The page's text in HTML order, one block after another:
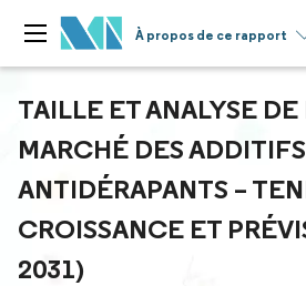
À propos de ce rapport
TAILLE ET ANALYSE DE
MARCHÉ DES ADDITIFS
ANTIDÉRAPANTS –
CROISSANCE ET
2031)